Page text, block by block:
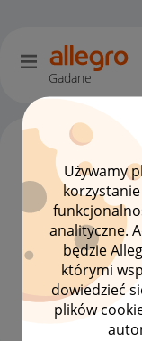
Używamy
analityczne.
będzie
którymi
dowiedzieć
plików
Gadane